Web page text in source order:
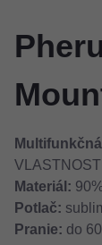
VLASTNOSTI
Materiál:
Potlač:
Pranie: do